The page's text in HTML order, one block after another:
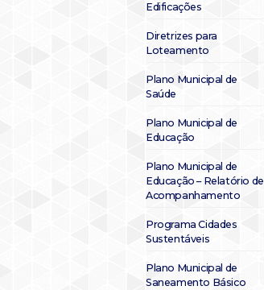
Edificações
Diretrizes para
Loteamento
Plano Municipal de
Saúde
Plano Municipal de
Educação
Plano Municipal de
Educação – Relatório de
Acompanhamento
Programa Cidades
Sustentáveis
Plano Municipal de
Saneamento Básico